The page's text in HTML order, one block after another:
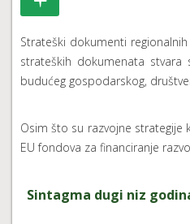
Strateški dokumenti
strateških dokumenata
budućeg gospodarskog,
Osim što su razvojne strategije
EU fondova za financiranje
Sintagma dugi niz